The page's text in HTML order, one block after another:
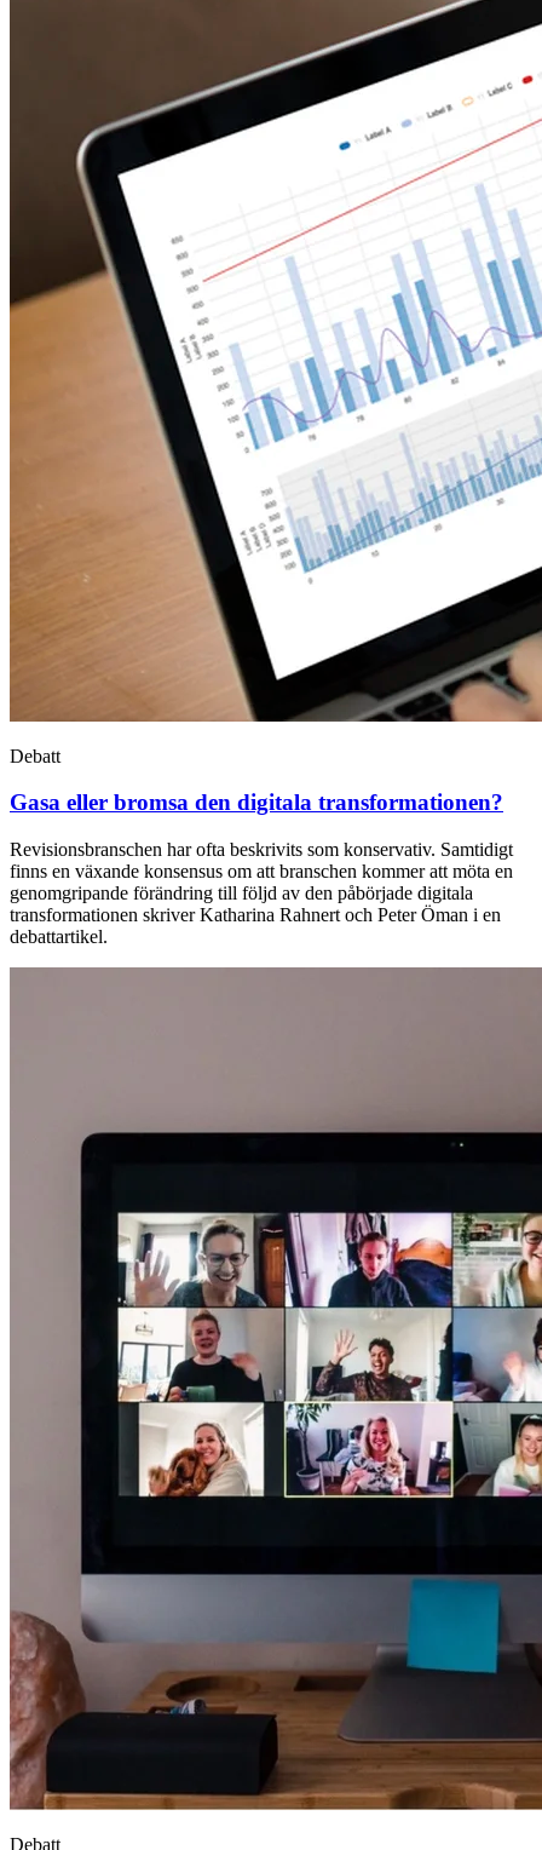
Debatt
Gasa eller bromsa den digitala transformationen?
Revisionsbranschen har ofta beskrivits som konservativ. Samtidigt
finns en växande konsensus om att branschen kommer att möta en
genomgripande förändring till följd av den påbörjade digitala
transformationen skriver Katharina Rahnert och Peter Öman i en
debattartikel.
Debatt